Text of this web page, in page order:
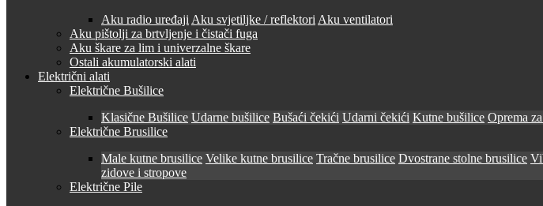
Aku radio uređaji Aku svjetiljke / reflektori Aku ventilatori
Aku pištolji za brtvljenje i čistači fuga
Aku škare za lim i univerzalne škare
Ostali akumulatorski alati
Električni alati
Električne Bušilice
Klasične Bušilice Udarne bušilice Bušaći čekići Udarni čekići Kutne bušilice Oprema
Električne Brusilice
Male kutne brusilice Velike kutne brusilice Tračne brusilice Dvostrane stolne brusilice
zidove i stropove
Električne Pile